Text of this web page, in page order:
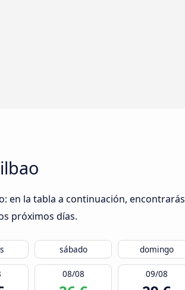
en la tabla a continuación, encontrarás
próximos días.
sábado domingo
08/08 09/08